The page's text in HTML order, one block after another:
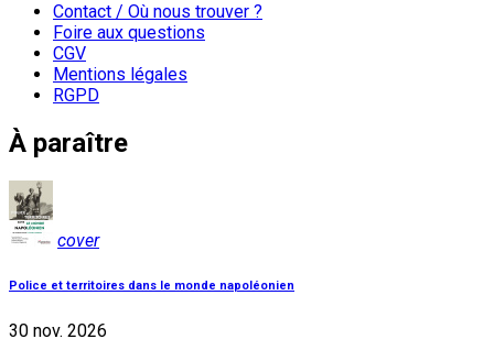
Contact / Où nous trouver ?
Foire aux questions
CGV
Mentions légales
RGPD
À paraître
cover
Police et territoires dans le monde napoléonien
30 nov. 2026